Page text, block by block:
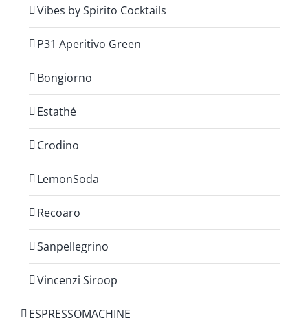
Vibes by Spirito Cocktails
P31 Aperitivo Green
Bongiorno
Estathé
Crodino
LemonSoda
Recoaro
Sanpellegrino
Vincenzi Siroop
ESPRESSOMACHINE